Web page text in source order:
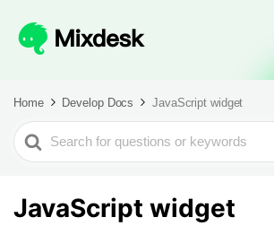
Home Develop Docs JavaScript widget
Search
For
JavaScript widget